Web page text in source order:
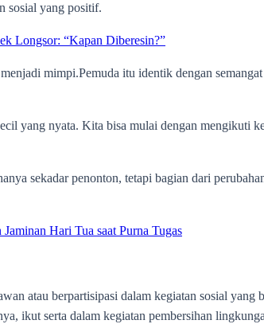
sosial yang positif.
Longsor: “Kapan Diberesin?”
mimpi.‎Pemuda itu identik dengan
yang nyata. Kita bisa mulai dengan mengikuti
sekadar penonton, tetapi bagian dari
Hari Tua saat Purna Tugas‎‎
atau berpartisipasi dalam kegiatan sosial yang
ikut serta dalam kegiatan pembersihan